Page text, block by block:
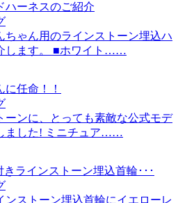
ハーネスのご紹介
ちゃん用のラインストーン埋込ハ
します。 ■ホワイト……
任命！！
ーンに、とっても素敵な公式モデ
ました! ミニチュア……
きラインストーン埋込首輪･･･
ンストーン埋込首輪にイエローレ